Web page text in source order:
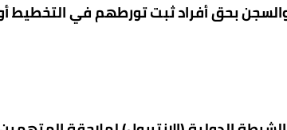
بحق أفراد ثبت تورطهم في التخطيط